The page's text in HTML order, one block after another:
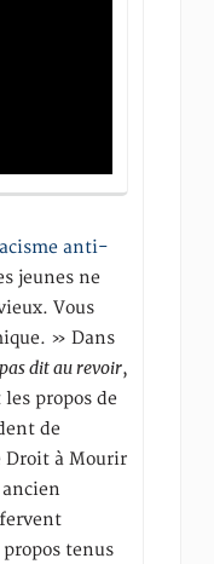
anti-
jeunes ne
Vous
» Dans
dit au revoir,
propos de
de
Droit à Mourir
tenus